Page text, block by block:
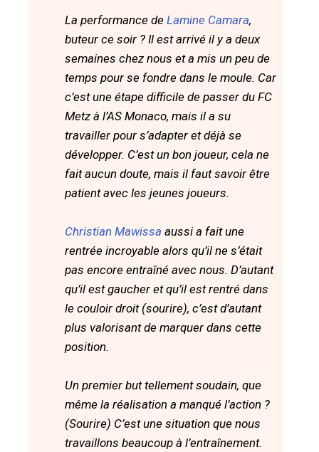
La performance de Lamine Camara,
buteur ce soir ? Il est arrivé il y a deux
semaines chez nous et a mis un peu de
temps pour se fondre dans le moule. Car
c’est une étape difficile de passer du FC
Metz à l’AS Monaco, mais il a su
travailler pour s’adapter et déjà se
développer. C’est un bon joueur, cela ne
fait aucun doute, mais il faut savoir être
patient avec les jeunes joueurs.
Christian Mawissa aussi a fait une
rentrée incroyable alors qu’il ne s’était
pas encore entraîné avec nous. D’autant
qu’il est gaucher et qu’il est rentré dans
le couloir droit (sourire), c’est d’autant
plus valorisant de marquer dans cette
position.
Un premier but tellement soudain, que
même la réalisation a manqué l’action ?
(Sourire) C’est une situation que nous
travaillons beaucoup à l’entraînement.